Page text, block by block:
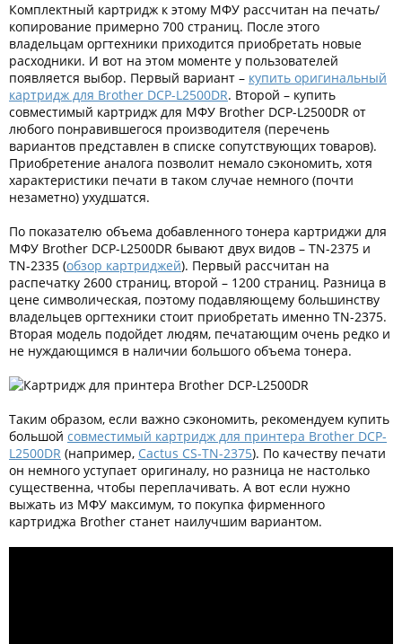
Комплектный картридж к этому МФУ рассчитан на печать/
копирование примерно 700 страниц. После этого
владельцам оргтехники приходится приобретать новые
расходники. И вот на этом моменте у пользователей
появляется выбор. Первый вариант – купить оригинальный
картридж для Brother DCP-L2500DR. Второй – купить
совместимый картридж для МФУ Brother DCP-L2500DR от
любого понравившегося производителя (перечень
вариантов представлен в списке сопутствующих товаров).
Приобретение аналога позволит немало сэкономить, хотя
характеристики печати в таком случае немного (почти
незаметно) ухудшатся.
По показателю объема добавленного тонера картриджи для
МФУ Brother DCP-L2500DR бывают двух видов – TN-2375 и
TN-2335 (обзор картриджей). Первый рассчитан на
распечатку 2600 страниц, второй – 1200 страниц. Разница в
цене символическая, поэтому подавляющему большинству
владельцев оргтехники стоит приобретать именно TN-2375.
Вторая модель подойдет людям, печатающим очень редко и
не нуждающимся в наличии большого объема тонера.
Таким образом, если важно сэкономить, рекомендуем купить
большой совместимый картридж для принтера Brother DCP-
L2500DR (например, Cactus CS-TN-2375). По качеству печати
он немного уступает оригиналу, но разница не настолько
существенна, чтобы переплачивать. А вот если нужно
выжать из МФУ максимум, то покупка фирменного
картриджа Brother станет наилучшим вариантом.